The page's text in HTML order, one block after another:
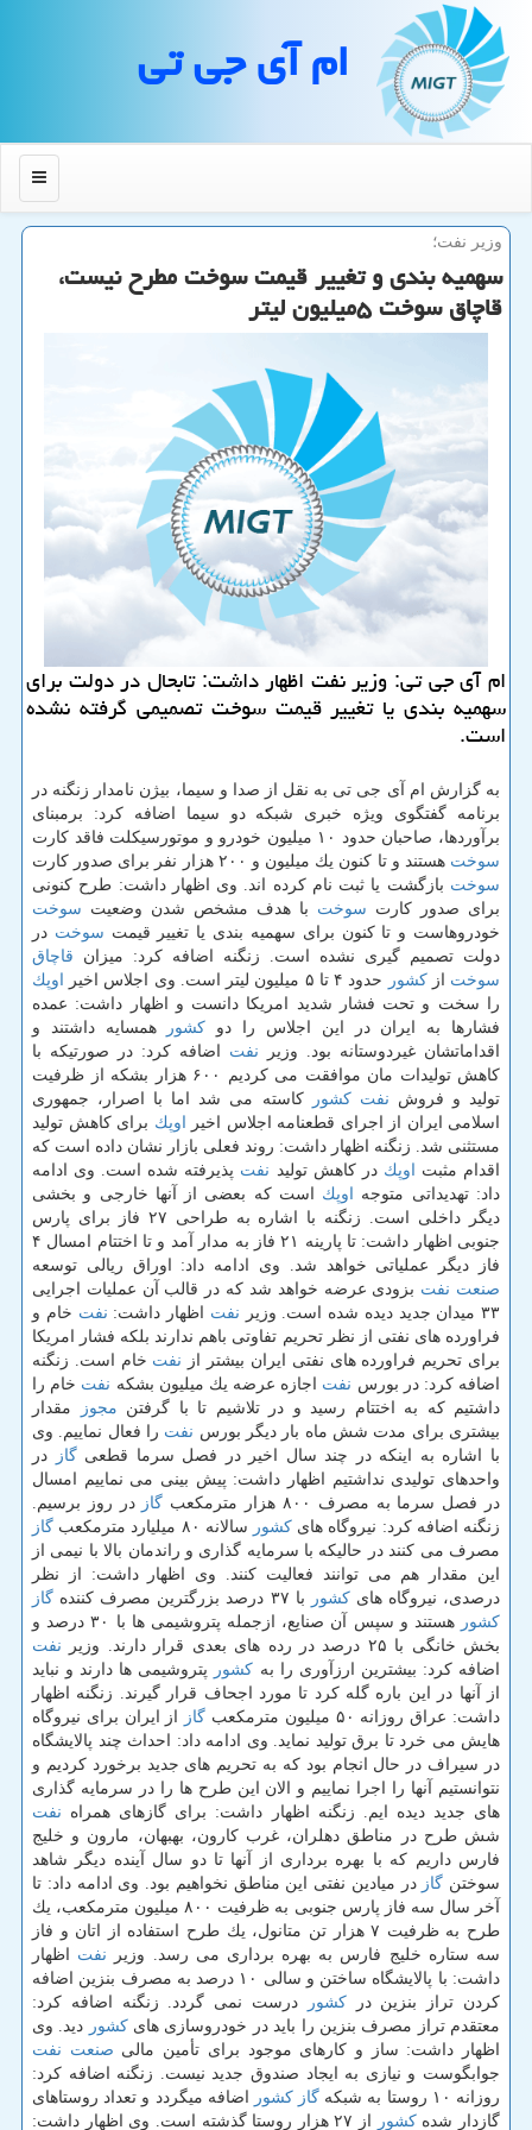
ام آی جی تی
منو
وزیر نفت؛
سهمیه بندی و تغییر قیمت سوخت مطرح نیست،
قاچاق سوخت ۵میلیون لیتر
ام آی جی تی: وزیر نفت اظهار داشت: تابحال در دولت برای
سهمیه بندی یا تغییر قیمت سوخت تصمیمی گرفته نشده
است.
به گزارش ام آی جی تی به نقل از صدا و سیما، بیژن نامدار زنگنه در
برنامه گفتگوی ویژه خبری شبكه دو سیما اضافه كرد: برمبنای
برآوردها، صاحبان حدود ۱۰ میلیون خودرو و موتورسیكلت فاقد كارت
سوخت هستند و تا كنون یك میلیون و ۲۰۰ هزار نفر برای صدور كارت
سوخت بازگشت یا ثبت نام كرده اند. وی اظهار داشت: طرح كنونی
برای صدور كارت سوخت با هدف مشخص شدن وضعیت سوخت
خودروهاست و تا كنون برای سهمیه بندی یا تغییر قیمت سوخت در
دولت تصمیم گیری نشده است. زنگنه اضافه كرد: میزان قاچاق
سوخت ازكشور حدود ۴ تا ۵ میلیون لیتر است. وی اجلاس اخیر
اوپك
را سخت و تحت فشار شدید امریكا دانست و اظهار داشت: عمده
فشارها به ایران در این اجلاس را دو كشور
همسایه داشتند و
اقداماتشان غیردوستانه بود. وزیر نفت اضافه كرد: در صورتیكه با
كاهش تولیدات مان موافقت می كردیم ۶۰۰ هزار بشكه از ظرفیت
تولید و فروش نفت كشور
كاسته می شد اما با اصرار، جمهوری
اسلامی ایران از اجرای قطعنامه اجلاس اخیر اوپك برای كاهش تولید
مستثنی شد. زنگنه اظهار داشت: روند فعلی بازار نشان داده است كه
اقدام مثبت اوپك در كاهش تولید نفت پذیرفته شده است. وی ادامه
داد: تهدیداتی متوجه اوپك است كه بعضی از آنها خارجی و بخشی
دیگر داخلی است. زنگنه با اشاره به طراحی ۲۷ فاز برای پارس
جنوبی اظهار داشت: تا پارینه ۲۱ فاز به مدار آمد و تا اختتام امسال ۴
فاز دیگر عملیاتی خواهد شد. وی ادامه داد: اوراق ریالی توسعه
صنعت نفت بزودی عرضه خواهد شد كه در قالب آن عملیات اجرایی
۳۳ میدان جدید دیده شده است. وزیر
نفت اظهار داشت: نفت خام و
فراورده های نفتی از نظر تحریم تفاوتی باهم ندارند بلكه فشار امریكا
برای تحریم فراورده های نفتی ایران بیشتر از نفت خام است. زنگنه
اضافه كرد: در بورس نفت اجازه عرضه یك میلیون بشكه نفت خام را
داشتیم كه به اختتام رسید و در تلاشیم تا با گرفتن مجوز
مقدار
بیشتری برای مدت شش ماه بار دیگر بورس نفت را فعال نماییم. وی
با اشاره به اینكه در چند سال اخیر در فصل سرما قطعیگاز
در
واحدهای تولیدی نداشتیم اظهار داشت: پیش بینی می نماییم امسال
در فصل سرما به مصرف ۸۰۰ هزار مترمكعب
گاز در روز برسیم.
زنگنه اضافه كرد: نیروگاه های كشور سالانه ۸۰ میلیارد مترمكعب
گاز
مصرف می كنند در حالیكه با سرمایه گذاری و راندمان بالا با نیمی از
این مقدار هم می توانند فعالیت كنند. وی اظهار داشت: از نظر
درصدی، نیروگاه هایكشور با ۳۷ درصد بزرگترین مصرف كننده
گاز
كشور
هستند و سپس آن صنایع، ازجمله پتروشیمی ها با ۳۰ درصد و
بخش خانگی با ۲۵ درصد در رده های بعدی قرار دارند. وزیر
نفت
اضافه كرد: بیشترین ارزآوری را به كشور
پتروشیمی ها دارند و نباید
از آنها در این باره گله كرد تا مورد اجحاف قرار گیرند. زنگنه اظهار
داشت: عراق روزانه ۵۰ میلیون مترمكعب
گاز
از ایران برای نیروگاه
هایش می خرد تا برق تولید نماید. وی ادامه داد: احداث چند پالایشگاه
در سیراف در حال انجام بود كه به تحریم های جدید برخورد كردیم و
نتوانستیم آنها را اجرا نماییم و الان این طرح ها را در سرمایه گذاری
های جدید دیده ایم. زنگنه اظهار داشت: برای گازهای همراه نفت
شش طرح در مناطق دهلران، غرب كارون، بهبهان، مارون و خلیج
فارس داریم كه با بهره برداری از آنها تا دو سال آینده دیگر شاهد
سوختن گاز در میادین نفتی این مناطق نخواهیم بود. وی ادامه داد: تا
آخر سال سه فاز پارس جنوبی به ظرفیت ۸۰۰ میلیون مترمكعب، یك
طرح به ظرفیت ۷ هزار تن متانول، یك طرح استفاده از اتان و فاز
سه ستاره خلیج فارس به بهره برداری می رسد. وزیر نفت اظهار
داشت: با پالایشگاه ساختن و سالی ۱۰ درصد به مصرف بنزین اضافه
كردن تراز بنزین دركشور
درست نمی گردد. زنگنه اضافه كرد:
معتقدم تراز مصرف بنزین را باید در خودروسازی هایكشور دید. وی
اظهار داشت: ساز و كارهای موجود برای تأمین مالی صنعت نفت
جوابگوست و نیازی به ایجاد صندوق جدید نیست. زنگنه اضافه كرد:
روزانه ۱۰ روستا به شبكه
گاز كشور اضافه میگردد و تعداد روستاهای
گازدار شدهكشور از ۲۷ هزار روستا گذشته است. وی اظهار داشت: